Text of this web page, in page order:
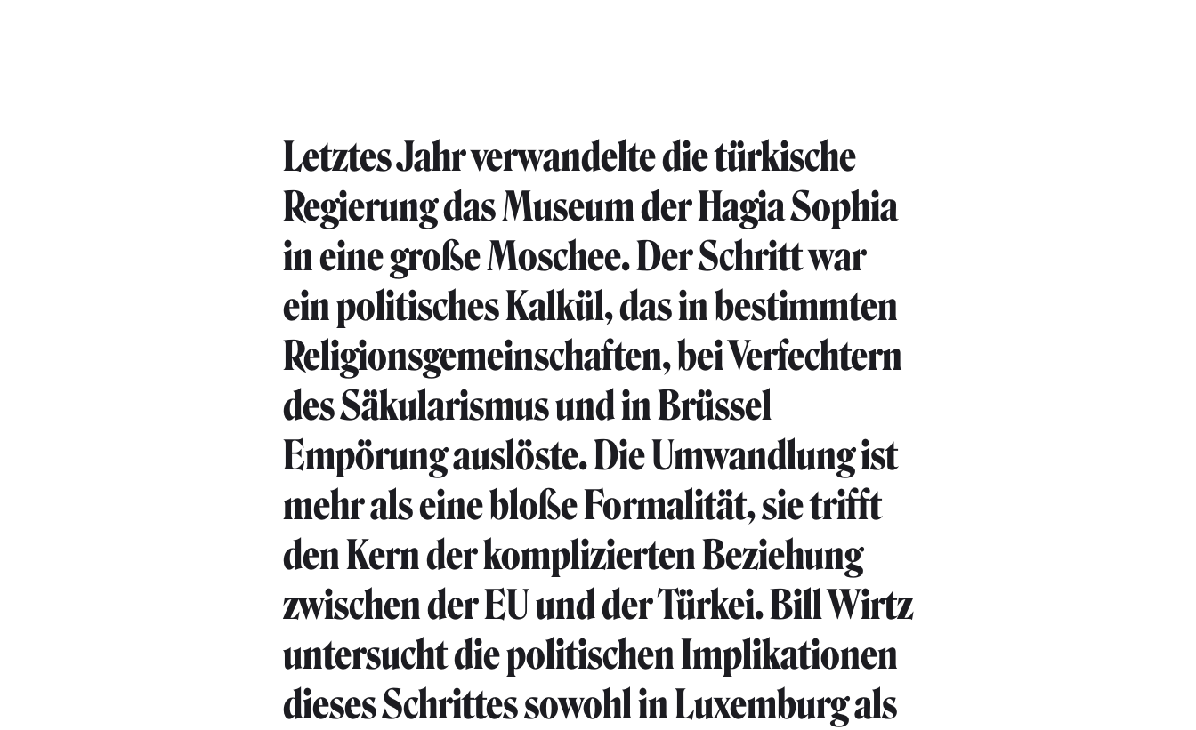
Letztes Jahr verwandelte die türkische
Regierung das Museum der Hagia Sophia
in eine große Moschee. Der Schritt war
ein politisches Kalkül, das in bestimmten
Religionsgemeinschaften, bei Verfechtern
des Säkularismus und in Brüssel
Empörung auslöste. Die Umwandlung ist
mehr als eine bloße Formalität, sie trifft
den Kern der komplizierten Beziehung
zwischen der EU und der Türkei. Bill Wirtz
untersucht die politischen Implikationen
dieses Schrittes sowohl in Luxemburg als